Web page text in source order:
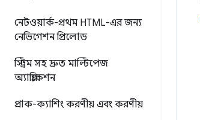
নেটওয়ার্ক-প্রথম HTML-এর জন্য
নেভিগেশন প্রিলোড
স্ট্রিম সহ দ্রুত মাল্টিপেজ
অ্যাপ্লিকেশন
প্রাক-ক্যাশিং করণীয় এবং করণীয়